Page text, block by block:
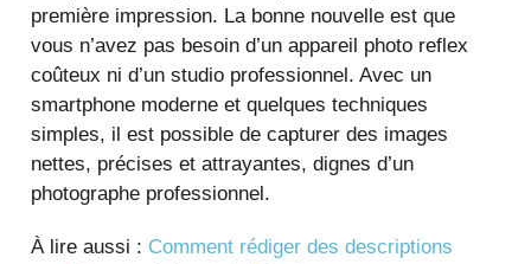
première impression. La bonne nouvelle est que
vous n’avez pas besoin d’un appareil photo reflex
coûteux ni d’un studio professionnel. Avec un
smartphone moderne et quelques techniques
simples, il est possible de capturer des images
nettes, précises et attrayantes, dignes d’un
photographe professionnel.
À lire aussi : Comment rédiger des descriptions